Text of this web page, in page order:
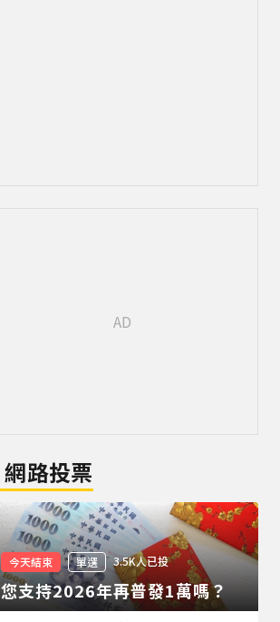
網路投票
今天結束 單選 3.5K人已投
您支持2026年再普發1萬嗎？